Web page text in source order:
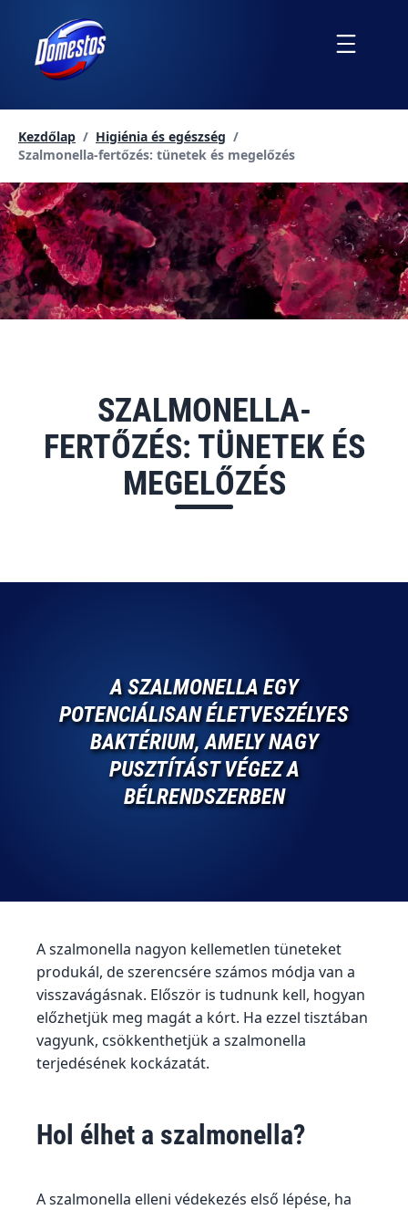
tartalomra
Kezdőlap / Higiénia és egészség /
Current page:
Szalmonella-fertőzés: tünetek és megelőzés
SZALMONELLA-
FERTŐZÉS: TÜNETEK ÉS
MEGELŐZÉS
A SZALMONELLA EGY
POTENCIÁLISAN ÉLETVESZÉLYES
BAKTÉRIUM, AMELY NAGY
PUSZTÍTÁST VÉGEZ A
BÉLRENDSZERBEN
A szalmonella nagyon kellemetlen tüneteket
produkál, de szerencsére számos módja van a
visszavágásnak. Először is tudnunk kell, hogyan
előzhetjük meg magát a kórt. Ha ezzel tisztában
vagyunk, csökkenthetjük a szalmonella
terjedésének kockázatát.
Hol élhet a szalmonella?
A szalmonella elleni védekezés első lépése, ha